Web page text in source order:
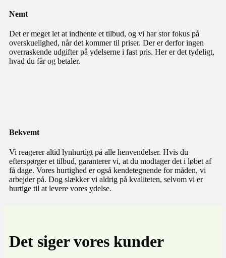
Nemt
Det er meget let at indhente et tilbud, og vi har stor fokus på
overskuelighed, når det kommer til priser. Der er derfor ingen
overraskende udgifter på ydelserne i fast pris. Her er det tydeligt,
hvad du får og betaler.
Bekvemt
Vi reagerer altid lynhurtigt på alle henvendelser. Hvis du
efterspørger et tilbud, garanterer vi, at du modtager det i løbet af
få dage. Vores hurtighed er også kendetegnende for måden, vi
arbejder på. Dog slækker vi aldrig på kvaliteten, selvom vi er
hurtige til at levere vores ydelse.
Det siger vores kunder